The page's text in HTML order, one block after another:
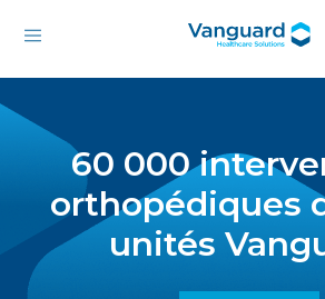
60 000
orthopédiques
unités